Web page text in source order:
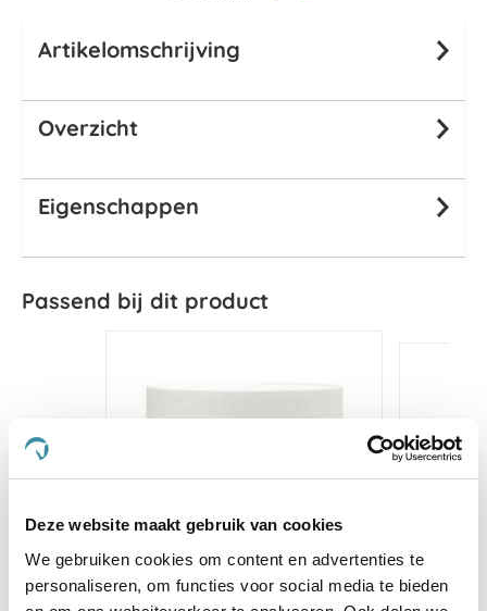
Deze website maakt gebruik van cookies
We gebruiken cookies om content en advertenties te
personaliseren, om functies voor social media te bieden
Artikelomschrijving
Overzicht
Eigenschappen
Passend bij dit product